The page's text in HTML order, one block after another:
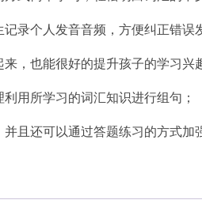
录个人发音音频，方便纠正错误
，也能很好的提升孩子的学习兴
用所学习的词汇知识进行组句；
且还可以通过答题练习的方式加